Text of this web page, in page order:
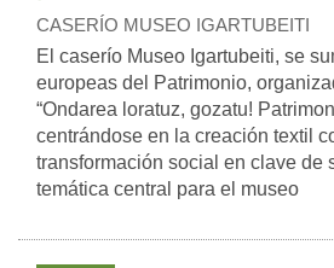
CASERÍO MUSEO IGARTUBEITI
El caserío Museo Igartubeiti, se
europeas del Patrimonio,
“Ondarea loratuz, gozatu!
centrándose en la creación textil
transformación social en clave de
temática central para el museo